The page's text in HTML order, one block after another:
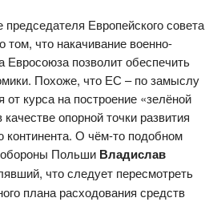
Европейского совета
том, что накачивание военно-
Евросоюза позволит обеспечить
Похоже, что ЕС – по замыслу
курса на построение «зелёной
опорной точки развития
континента. О чём-то подобном
обороны Польши Владислав
что следует пересмотреть
плана расходования средств